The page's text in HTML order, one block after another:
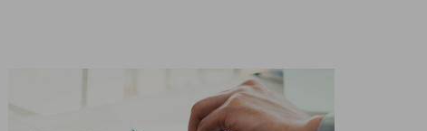
Electrónico SPD